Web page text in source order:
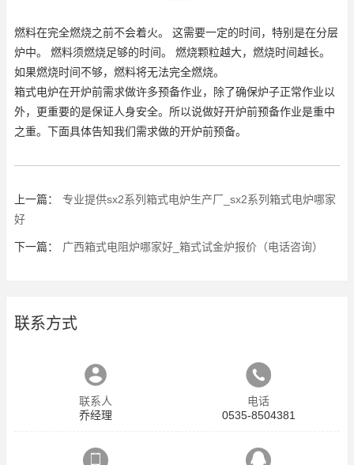
燃料在完全燃烧之前不会着火。 这需要一定的时间，特别是在分层
炉中。 燃料须燃烧足够的时间。 燃烧颗粒越大，燃烧时间越长。
如果燃烧时间不够，燃料将无法完全燃烧。
箱式电炉在开炉前需求做许多预备作业，除了确保炉子正常作业以
外，更重要的是保证人身安全。所以说做好开炉前预备作业是重中
之重。下面具体告知我们需求做的开炉前预备。
上一篇：
专业提供sx2系列箱式电炉生产厂_sx2系列箱式电炉哪家
好
下一篇： 广西箱式电阻炉哪家好_箱式试金炉报价（电话咨询）
联系方式
联系人
乔经理
电话
0535-8504381